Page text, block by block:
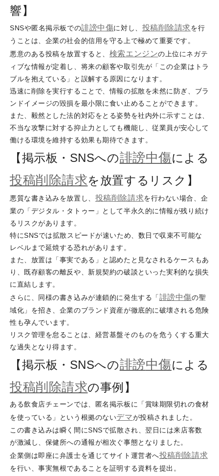
響】
SNSや匿名掲示板での誹謗中傷に対し、 投稿削除請求を行
うことは、企業の社会的信用を守る上で極めて重要です。
悪意のある投稿を放置すると、 検索エンジンの上位にネガテ
ィブな情報が定着し、将来の顧客や取引先が「この企業はトラ
ブルを抱えている」と誤解する原因になります。
迅速に削除を実行することで、情報の拡散を未然に防ぎ、ブラ
ンドイメージの毀損を最小限に食い止めることができます。
また、毅然とした法的対応をとる姿勢を社内外に示すことは、
不当な攻撃に対する抑止力としても機能し、従業員が安心して
働ける環境を維持する効果も期待できます。
【掲示板・SNSへの誹謗中傷による
投稿削除請求を放置するリスク】
悪質な書き込みを放置し、 投稿削除請求を行わない場合、企
業の「デジタル・タトゥー」として半永久的に情報が残り続け
るリスクがあります。
特にSNSでは拡散スピードが速いため、数日で収束不可能な
レベルまで延焼する恐れがあります。
また、放置は「事実である」と認めたと見なされるケースもあ
り、既存顧客の離反や、新規契約の破談といった実利的な損失
に直結します。
さらに、同様の書き込みが連鎖的に発生する「誹謗中傷の聖
域化」を招き、企業のブランド資産が徹底的に破壊される危険
性も孕んでいます。
リスク管理を怠ることは、経営基盤そのものを危うくする重大
な過失となり得ます。
【掲示板・SNSへの誹謗中傷による
投稿削除請求の事例】
ある飲食店チェーンでは、匿名掲示板に「賞味期限切れの食材
を使っている」という根拠のないデマが投稿されました。
この書き込みは瞬く間にSNSで拡散され、翌日には来店客数
が激減し、保健所への通報が相次ぐ事態となりました。
企業側は即座に弁護士を通じてサイト運営者へ投稿削除請求
を行い、事実無根であることを証明する資料を提出。